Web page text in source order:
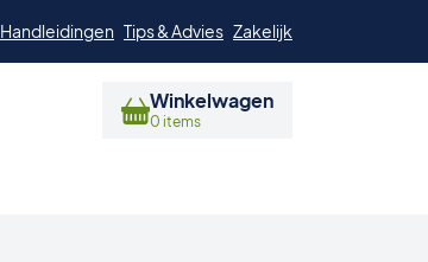
Handleidingen Tips & Advies Zakelijk
Winkelwagen
0 items